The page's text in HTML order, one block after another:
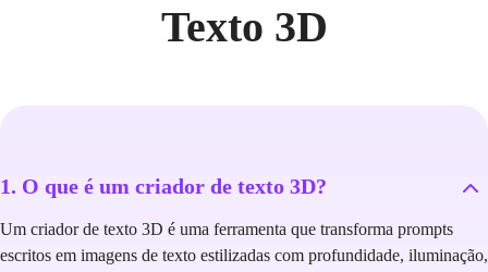
Texto 3D
1. O que é um criador de texto 3D?
Um criador de texto 3D é uma ferramenta que transforma prompts
escritos em imagens de texto estilizadas com profundidade, iluminação,